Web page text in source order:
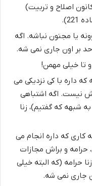
اصلاح و تربیت)
یا مجنون نباشه. اگه
حد بر اون جاری نمی شه.
تا خیلی مهمن!
که داره با کی نزدیکی می
نیست. اگه اشتباهی
شبهه که گفتیم)، زنا
کاری که داره انجام می
حرامه و براش مجازات
حرامه (که البته خیلی
جاری نمی شه.